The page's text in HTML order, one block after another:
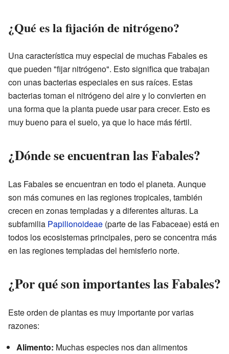
¿Qué es la fijación de nitrógeno?
Una característica muy especial de muchas Fabales es
que pueden "fijar nitrógeno". Esto significa que trabajan
con unas bacterias especiales en sus raíces. Estas
bacterias toman el nitrógeno del aire y lo convierten en
una forma que la planta puede usar para crecer. Esto es
muy bueno para el suelo, ya que lo hace más fértil.
¿Dónde se encuentran las Fabales?
Las Fabales se encuentran en todo el planeta. Aunque
son más comunes en las regiones tropicales, también
crecen en zonas templadas y a diferentes alturas. La
subfamilia Papilionoideae (parte de las Fabaceae) está en
todos los ecosistemas principales, pero se concentra más
en las regiones templadas del hemisferio norte.
¿Por qué son importantes las Fabales?
Este orden de plantas es muy importante por varias
razones:
Alimento: Muchas especies nos dan alimentos